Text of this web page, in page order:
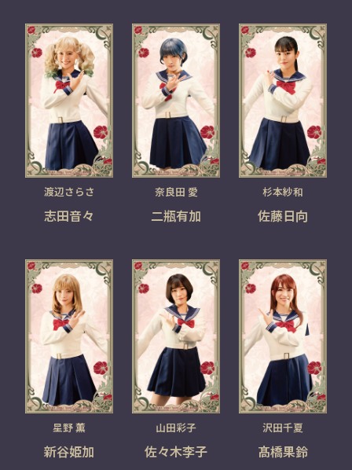
渡辺さらさ
志田音々
奈良田 愛
二瓶有加
杉本紗和
佐藤日向
星野 薫
新谷姫加
山田彩子
佐々木李子
沢田千夏
髙橋果鈴